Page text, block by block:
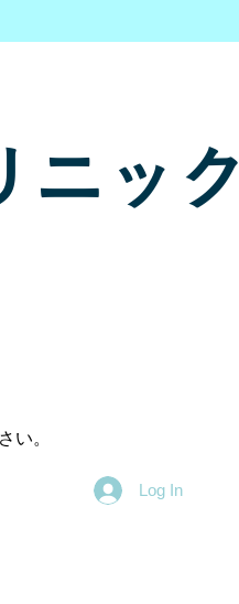
ニック
Log In
い。